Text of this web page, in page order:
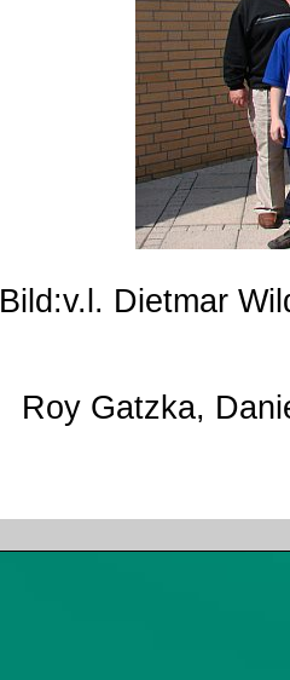
Bild:v.l. Dietmar
Roy Gatzka,